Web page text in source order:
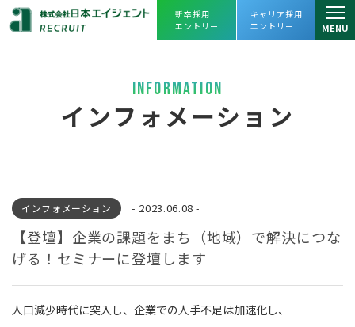
リーシング課
プロパティマネジメント課
売買課
えひめレスQセンター
企業理念・会社概要
ヒストリー
オフィスツアー
採用情報
採用情報トップ
キャリアビジョン・人財育成
JOIN OUR TEAM
新卒採用
エントリー
キャリア採用
エントリー
MENU
INFORMATION
インフォメーション
インフォメーション - 2023.06.08 -
【登壇】企業の課題をまち（地域）で解決につな
げる！セミナーに登壇します
人口減少時代に突入し、企業での人手不足は加速化し、